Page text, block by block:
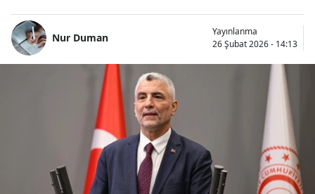
Nur Duman
Yayınlanma
26 Şubat 2026 - 14:13